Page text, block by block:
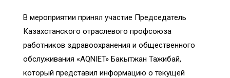
В мероприятии принял участие Председатель
Казахстанского отраслевого профсоюза
работников здравоохранения и общественного
обслуживания «AQNIET» Бакытжан Тажибай,
который представил информацию о текущей